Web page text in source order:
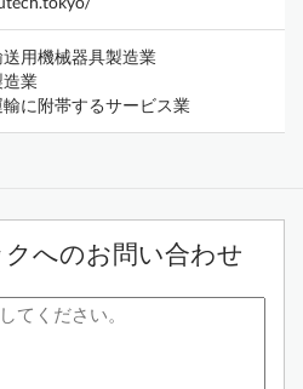
用機械器具製造業
造業
に附帯するサービス業
へのお問い合わせ